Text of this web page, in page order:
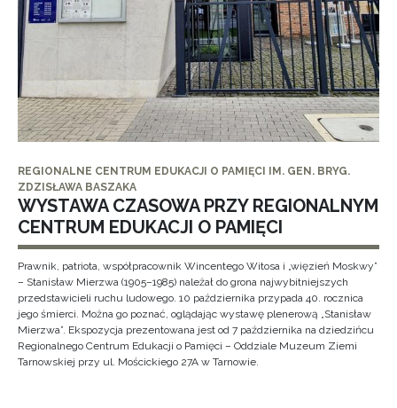
REGIONALNE CENTRUM EDUKACJI O PAMIĘCI IM. GEN. BRYG.
ZDZISŁAWA BASZAKA
WYSTAWA CZASOWA PRZY REGIONALNYM
CENTRUM EDUKACJI O PAMIĘCI
Prawnik, patriota, współpracownik Wincentego Witosa i „więzień Moskwy”
– Stanisław Mierzwa (1905–1985) należał do grona najwybitniejszych
przedstawicieli ruchu ludowego. 10 października przypada 40. rocznica
jego śmierci. Można go poznać, oglądając wystawę plenerową „Stanisław
Mierzwa”. Ekspozycja prezentowana jest od 7 października na dziedzińcu
Regionalnego Centrum Edukacji o Pamięci – Oddziale Muzeum Ziemi
Tarnowskiej przy ul. Mościckiego 27A w Tarnowie.